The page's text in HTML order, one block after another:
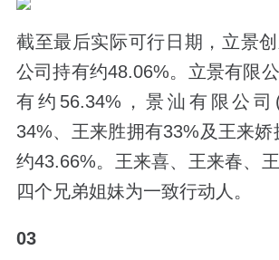
截至最后实际可行日期，立景
公司持有约48.06%。立景有限
有约56.34%，景汕有限公
34%、王来胜拥有33%及王来娇
约43.66%。 王来喜、王来春、
四个兄弟姐妹为一致行动人。
03